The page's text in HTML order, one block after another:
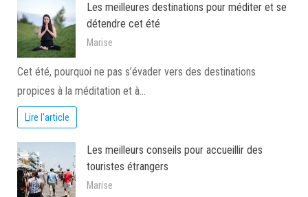
Les meilleures destinations pour méditer et se
détendre cet été
Marise
Cet été, pourquoi ne pas s’évader vers des destinations
propices à la méditation et à…
Lire l'article
Les meilleurs conseils pour accueillir des
touristes étrangers
Marise